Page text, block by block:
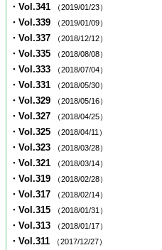
・Vol.341 （2019/01/23）
・Vol.339 （2019/01/09）
・Vol.337 （2018/12/12）
・Vol.335 （2018/08/08）
・Vol.333 （2018/07/04）
・Vol.331 （2018/05/30）
・Vol.329 （2018/05/16）
・Vol.327 （2018/04/25）
・Vol.325 （2018/04/11）
・Vol.323 （2018/03/28）
・Vol.321 （2018/03/14）
・Vol.319 （2018/02/28）
・Vol.317 （2018/02/14）
・Vol.315 （2018/01/31）
・Vol.313 （2018/01/17）
・Vol.311 （2017/12/27）